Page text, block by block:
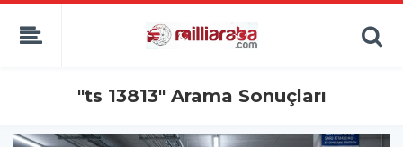
"ts 13813" Arama Sonuçları